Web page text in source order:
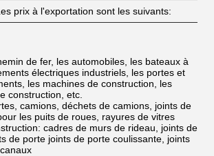
prix à l'exportation sont les suivants:
de fer, les automobiles, les bateaux à
électriques industriels, les portes et
les machines de construction, les
construction, etc.
camions, déchets de camions, joints de
les puits de roues, rayures de vitres
cadres de murs de rideau, joints de
de porte joints de porte coulissante, joints